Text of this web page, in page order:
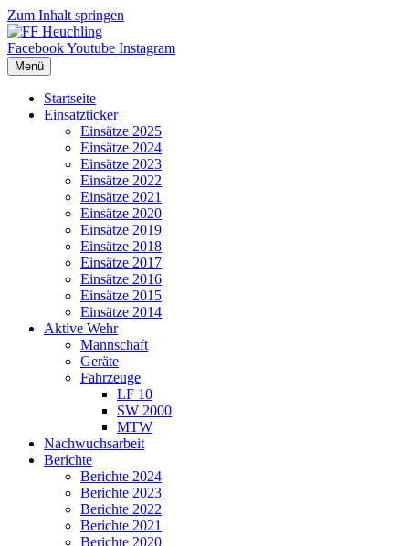
Zum Inhalt springen
FacebookYoutube Instagram
Menü
Startseite
Einsatzticker
Einsätze 2025
Einsätze 2024
Einsätze 2023
Einsätze 2022
Einsätze 2021
Einsätze 2020
Einsätze 2019
Einsätze 2018
Einsätze 2017
Einsätze 2016
Einsätze 2015
Einsätze 2014
Aktive Wehr
Mannschaft
Geräte
Fahrzeuge
LF 10
SW 2000
MTW
Nachwuchsarbeit
Berichte
Berichte 2024
Berichte 2023
Berichte 2022
Berichte 2021
Berichte 2020